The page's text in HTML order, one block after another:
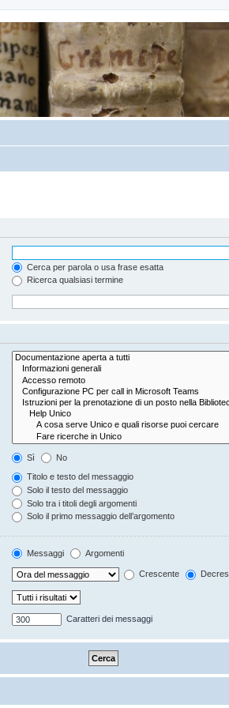
Cerca per parola o usa frase esatta
Ricerca qualsiasi termine
Sì No
Titolo e testo del messaggio
Solo il testo del messaggio
Solo tra i titoli degli argomenti
Solo il primo messaggio dell’argomento
Messaggi Argomenti
Crescente
Caratteri dei messaggi